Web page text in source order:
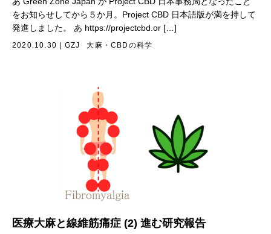
をお知らせしてから５か月。Project CBD 日本語版が満を持して
発進しました。 あ https://projectcbd.or […]
2020.10.30 GZJ 大麻・CBDの科学
医療大麻と線維筋痛症 (2) 進む研究報告